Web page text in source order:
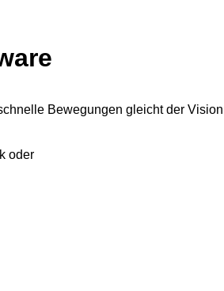
Bewegungen gleicht der
oder